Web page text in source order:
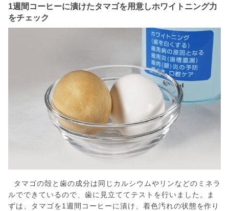
1週間コーヒーに漬けたタマゴを用意しホワイトニング力
をチェック
タマゴの殻と歯の成分は同じカルシウムやリンなどのミネラ
ルでできているので、歯に見立ててテストを行いました。ま
ずは、タマゴを1週間コーヒーに漬け、着色汚れの状態を作り